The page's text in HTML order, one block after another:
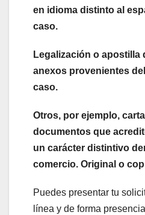
en idioma distinto al
caso.
Legalización o apostilla
anexos provenientes
caso.
Otros, por ejemplo,
documentos que
un carácter distintivo
comercio. Original o
Puedes presentar tu
línea y de forma